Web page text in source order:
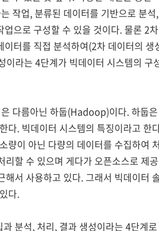
작업, 분류된 데이터를 기반으로 분
으로 구성할 수 있을 것이다. 물론 2
터를 직접 분석하여(2차 데이터의 생
라는 4단계가 빅데이터 시스템의 구
다름아닌 하둡(Hadoop)이다. 하둡
다. 빅데이터 시스템의 특징이라고 한
량이 아닌 다량의 데이터를 수집하여
할 수 있으며 게다가 오픈소스로 제
서 사용하고 있다. 그래서 빅데이터
다.
분석, 처리, 결과 생성이라는 4단계